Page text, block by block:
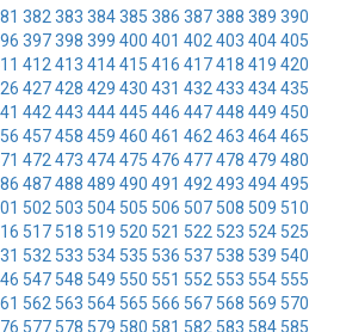
382 383 384385 386 387388 389 390
397398 399 400 401 402 403 404405
412 413 414415 416 417418 419 420
427428 429 430 431 432 433 434435
442 443 444445 446 447448 449 450
457458 459 460 461 462 463 464465
472 473 474475 476 477478 479 480
487488 489 490 491 492 493 494495
502 503 504 505 506 507 508 509 510
517 518 519 520 521 522 523 524 525
532 533 534 535 536 537 538 539 540
547 548 549 550 551 552 553 554 555
562 563 564 565 566 567 568 569 570
577 578 579 580 581 582 583 584 585